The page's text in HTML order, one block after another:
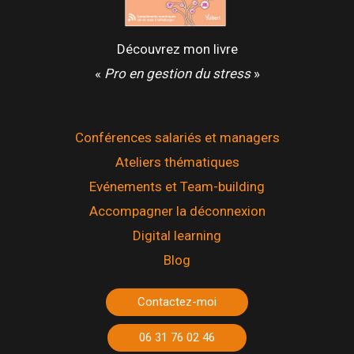
Découvrez mon livre
« Pro en gestion du stress»
Conférences salariés et managers
Ateliers thématiques
Evénements et Team-building
Accompagner la déconnexion
Digital learning
Blog
Contactez-moi
06 31 76 02 46